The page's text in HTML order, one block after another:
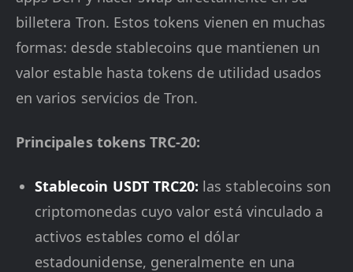
billetera Tron. Estos tokens vienen en muchas
formas: desde stablecoins que mantienen un
valor estable hasta tokens de utilidad usados
en varios servicios de Tron.
Principales tokens TRC-20:
Stablecoin USDT TRC20: las stablecoins son
criptomonedas cuyo valor está vinculado a
activos estables como el dólar
estadounidense, generalmente en una